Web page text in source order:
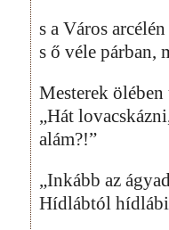
s a Város
s ő véle párban,
Mesterek
„Hát
alám?!”
„Inkább az
Hídlábtól